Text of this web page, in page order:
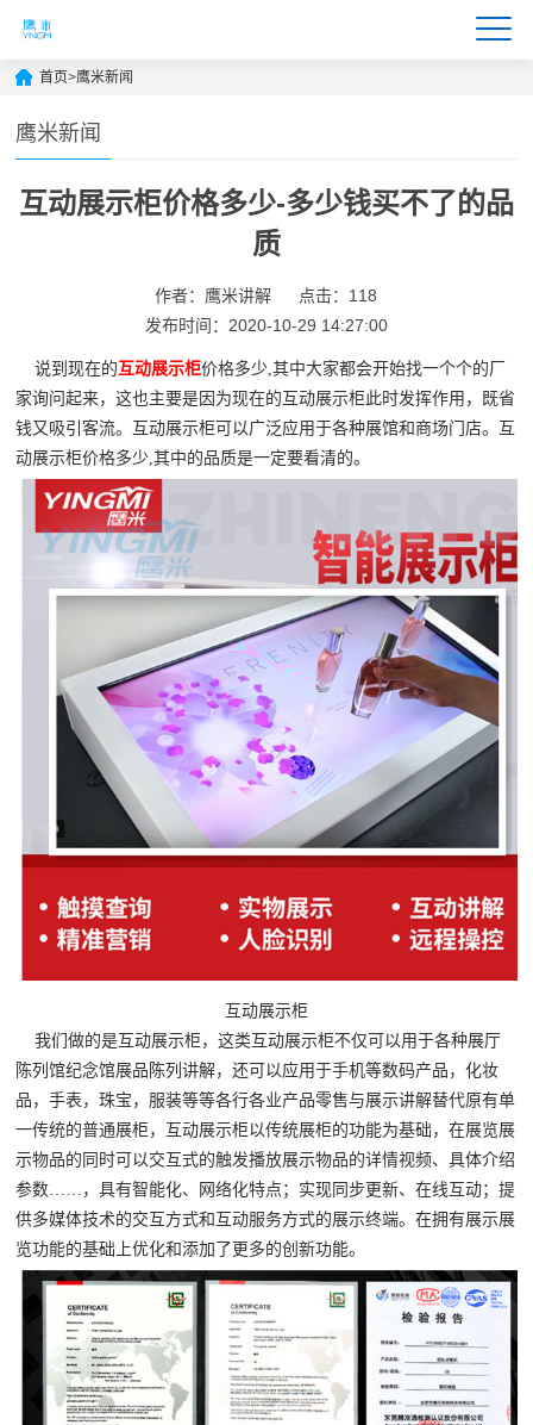
首页>鹰米新闻
鹰米新闻
互动展示柜价格多少-多少钱买不了的品
质
作者：鹰米讲解
点击：118
发布时间：2020-10-29 14:27:00
说到现在的互动展示柜价格多少,其中大家都会开始找一个个的厂
家询问起来，这也主要是因为现在的互动展示柜此时发挥作用，既省
钱又吸引客流。互动展示柜可以广泛应用于各种展馆和商场门店。互
动展示柜价格多少,其中的品质是一定要看清的。
互动展示柜
我们做的是互动展示柜，这类互动展示柜不仅可以用于各种展厅
陈列馆纪念馆展品陈列讲解，还可以应用于手机等数码产品，化妆
品，手表，珠宝，服装等等各行各业产品零售与展示讲解替代原有单
一传统的普通展柜，互动展示柜以传统展柜的功能为基础，在展览展
示物品的同时可以交互式的触发播放展示物品的详情视频、具体介绍
参数……，具有智能化、网络化特点；实现同步更新、在线互动；提
供多媒体技术的交互方式和互动服务方式的展示终端。在拥有展示展
览功能的基础上优化和添加了更多的创新功能。